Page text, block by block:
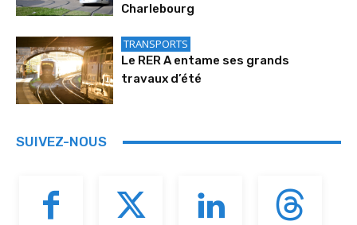
Charlebourg
TRANSPORTS
Le RER A entame ses grands
travaux d’été
SUIVEZ-NOUS